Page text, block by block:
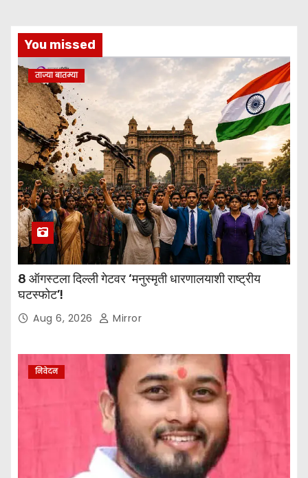
You missed
ताज्या बातम्या
8 ऑगस्टला दिल्ली गेटवर ‘मनुस्मृती धारणालयाशी राष्ट्रीय
घटस्फोट’!
Aug 6, 2026 Mirror
निवेदन